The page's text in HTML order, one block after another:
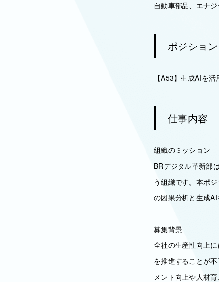
自動車部品、エナ
ポジション
【A53】生成AIを
仕事内容
組織のミッション
BRデジタル革新部
う組織です。本ポ
の因果分析と生成AI
募集背景
全社の生産性向上
を推進することが
メント向上や人材